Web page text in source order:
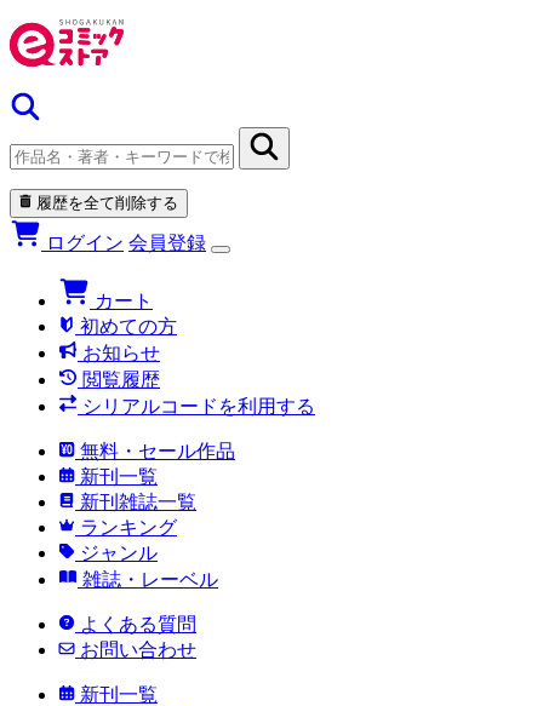
履歴を全て削除する
ログイン 会員登録
カート
初めての方
お知らせ
閲覧履歴
シリアルコードを利用する
無料・セール作品
新刊一覧
新刊雑誌一覧
ランキング
ジャンル
雑誌・レーベル
よくある質問
お問い合わせ
新刊一覧